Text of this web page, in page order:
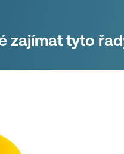
zajímat tyto